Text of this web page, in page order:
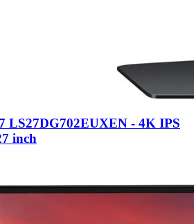
LS27DG702EUXEN - 4K IPS
inch